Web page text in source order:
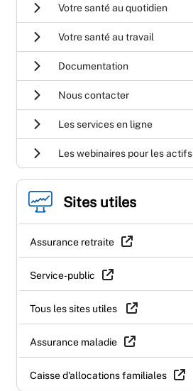
Votre santé au quotidien
Votre santé au travail
Documentation
Nous contacter
Les services en ligne
Les webinaires pour les actifs
Sites utiles
Assurance retraite
Service-public
Tous les sites utiles
Assurance maladie
Caisse d'allocations familiales